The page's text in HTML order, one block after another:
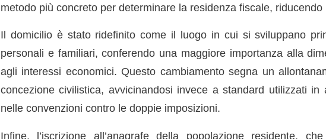
metodo più concreto per determinare la residenza fiscale,
Il domicilio è stato ridefinito come il luogo in cui si sviluppano
personali e familiari, conferendo una maggiore importanza alla
agli interessi economici. Questo cambiamento segna un
concezione civilistica, avvicinandosi invece a standard utilizzati in
nelle convenzioni contro le doppie imposizioni.
Infine, l’iscrizione all’anagrafe della popolazione residente,